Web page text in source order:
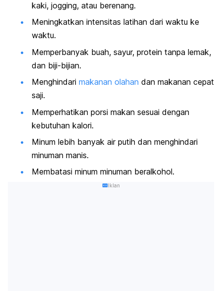
kaki, jogging, atau berenang.
Meningkatkan intensitas latihan dari waktu ke
waktu.
Memperbanyak buah, sayur, protein tanpa lemak,
dan biji-bijian.
Menghindari makanan olahan dan makanan cepat
saji.
Memperhatikan porsi makan sesuai dengan
kebutuhan kalori.
Minum lebih banyak air putih dan menghindari
minuman manis.
Membatasi minum minuman beralkohol.
Iklan